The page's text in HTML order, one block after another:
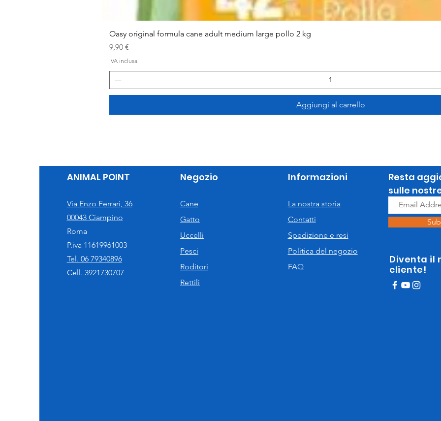
Oasy original formula cane adult medium large pollo 2 kg
Prezzo
9,90 €
IVA inclusa
Aggiungi al carrello
ANIMAL POINT
Via Enzo Ferrari, 36
00043 Ciampino
Roma
P.iva 11619961003
Tel. 06 79340896
Cell. 3921730707
Negozio
Cane
Gatto
Uccelli
Pesci
Roditori
Rettili
Informazioni
La nostra storia
Contatti
Spedizione e resi
Politica del negozio
FAQ
Resta
sulle
Diventa il
cliente!